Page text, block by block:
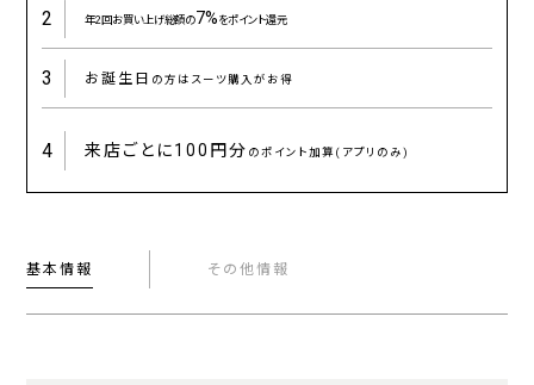
2 年2回お買い上げ総額の7%をポイント還元
3 お誕生日 の方はスーツ購入がお得
4 来店ごとに100円分 のポイント加算(アプリのみ)
基本情報 その他情報